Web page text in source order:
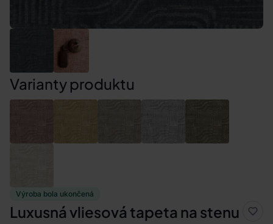
Výroba bola ukončená
Luxusná vliesová tapeta na stenu
Varianty produktu